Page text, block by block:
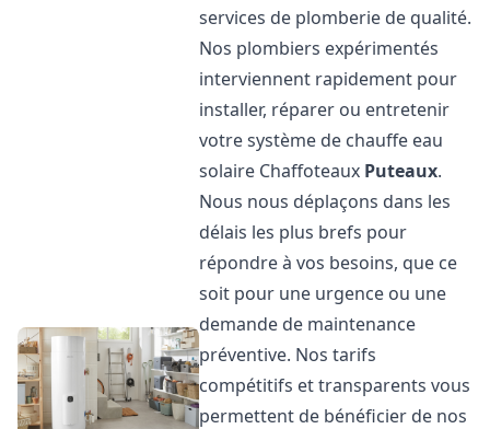
services de plomberie de qualité.
Nos plombiers expérimentés
interviennent rapidement pour
installer, réparer ou entretenir
votre système de chauffe eau
solaire Chaffoteaux Puteaux.
Nous nous déplaçons dans les
délais les plus brefs pour
répondre à vos besoins, que ce
soit pour une urgence ou une
demande de maintenance
préventive. Nos tarifs
compétitifs et transparents vous
permettent de bénéficier de nos